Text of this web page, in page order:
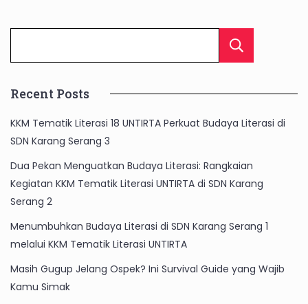
Recent Posts
KKM Tematik Literasi 18 UNTIRTA Perkuat Budaya Literasi di
SDN Karang Serang 3
Dua Pekan Menguatkan Budaya Literasi: Rangkaian
Kegiatan KKM Tematik Literasi UNTIRTA di SDN Karang
Serang 2
Menumbuhkan Budaya Literasi di SDN Karang Serang 1
melalui KKM Tematik Literasi UNTIRTA
Masih Gugup Jelang Ospek? Ini Survival Guide yang Wajib
Kamu Simak